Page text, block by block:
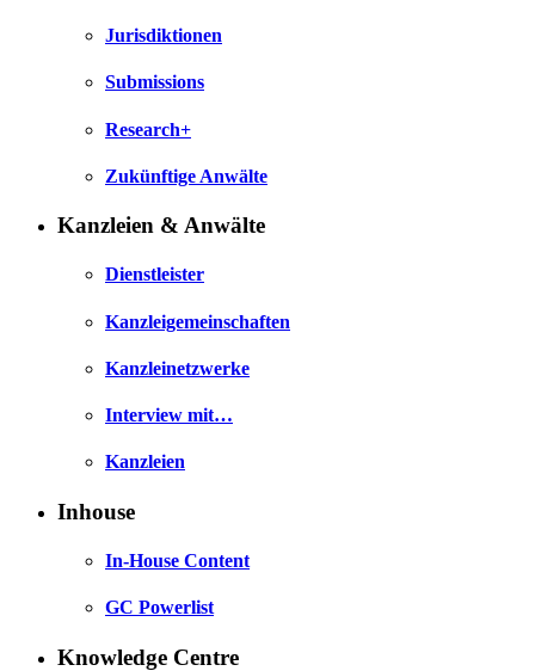
Jurisdiktionen
Submissions
Research+
Zukünftige Anwälte
Kanzleien & Anwälte
Dienstleister
Kanzleigemeinschaften
Kanzleinetzwerke
Interview mit…
Kanzleien
Inhouse
In-House Content
GC Powerlist
Knowledge Centre